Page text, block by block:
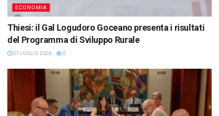
ECONOMIA
Thiesi: il Gal Logudoro Goceano presenta i risultati
del Programma di Sviluppo Rurale
27 LUGLIO 2026 0